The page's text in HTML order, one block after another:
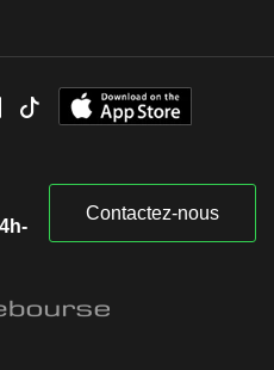
Contactez-nous